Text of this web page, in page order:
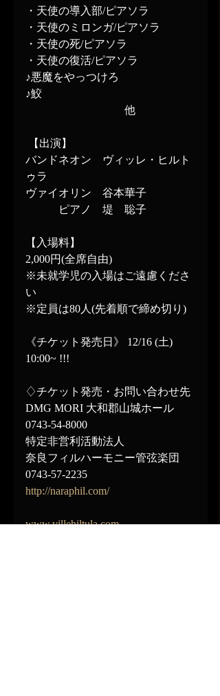
・天使の導入部/ピアソラ
・天使のミロンガ/ピアソラ
・天使の死/ピアソラ
・天使の復活/ピアソラ
♪悪魔をやっつけろ
♪鮫
他
【出演】
バンドネオン　ヴィッレ・ヒルト
ゥラ
ヴァイオリン　谷本華子
ピアノ　堤　聡子
【入場料】
2,000円(全席自由)
※未就学児の入場はご遠慮くださ
い
※定員は80人(先着順で締め切り)
《チケット発売日》 12/16 (土)
10:00~ !!!
♢チケット発売・お問い合わせ先
DMG MORI 大和郡山城ホール
0743-54-8000
特定非営利活動法人
奈良フィルハーモニー管弦楽団
0743-57-2235
http://naraphil.com/
www.villehiltula.com